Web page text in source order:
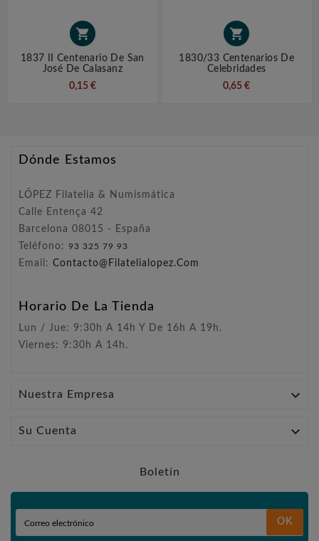

1837 II Centenario De San
José De Calasanz
0,15 €

1830/33 Centenarios De
Celebridades
0,65 €
Dónde Estamos
LÓPEZ Filatelia & Numismática
Calle Entença 42
Barcelona 08015 - España
Teléfono: 93 325 79 93
Email: Contacto@filatelialopez.com
Horario De La Tienda
Lun / Jue: 9:30h A 14h Y De 16h A 19h.
Viernes: 9:30h A 14h.
Nuestra Empresa 
Su Cuenta 
Boletín
OK